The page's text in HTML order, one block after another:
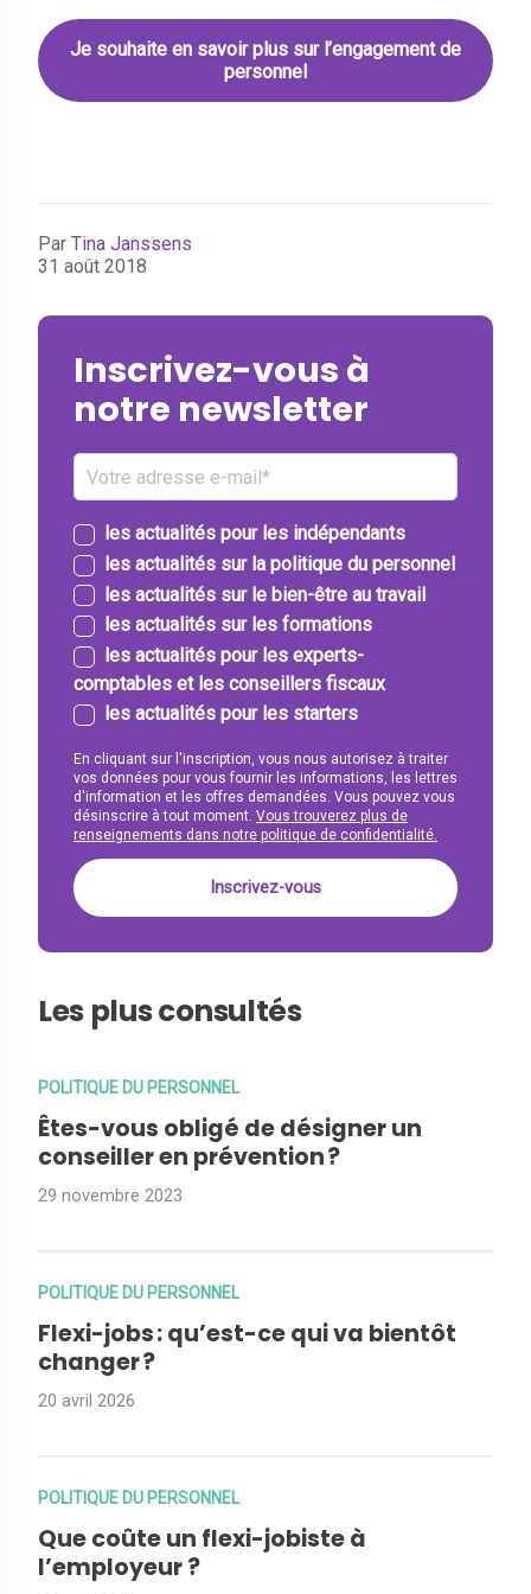
Je souhaite en savoir plus sur l’engagement de
personnel
Par Tina Janssens
31 août 2018
Inscrivez-vous à
notre newsletter
les actualités pour les indépendants
les actualités sur la politique du personnel
les actualités sur le bien-être au travail
les actualités sur les formations
les actualités pour les experts-
comptables et les conseillers fiscaux
les actualités pour les starters
En cliquant sur l'inscription, vous nous autorisez à traiter
vos données pour vous fournir les informations, les lettres
d'information et les offres demandées. Vous pouvez vous
désinscrire à tout moment. Vous trouverez plus de
renseignements dans notre politique de confidentialité.
Les plus consultés
POLITIQUE DU PERSONNEL
Êtes-vous obligé de désigner un
conseiller en prévention ?
29 novembre 2023
POLITIQUE DU PERSONNEL
Flexi-jobs : qu’est-ce qui va bientôt
changer ?
20 avril 2026
POLITIQUE DU PERSONNEL
Que coûte un flexi-jobiste à
l’employeur ?